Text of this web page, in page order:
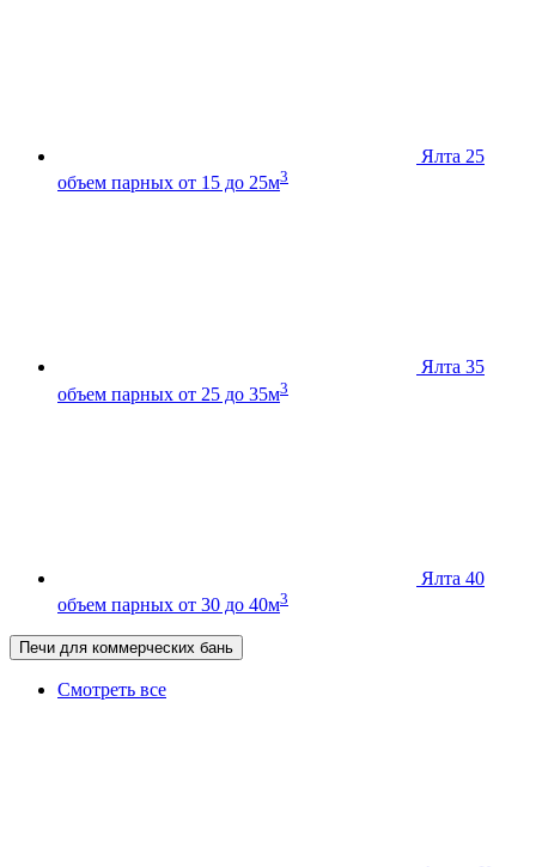
Ялта 25
объем парных от 15 до 25м3
Ялта 35
объем парных от 25 до 35м3
Ялта 40
объем парных от 30 до 40м3
Печи для коммерческих бань
Смотреть все